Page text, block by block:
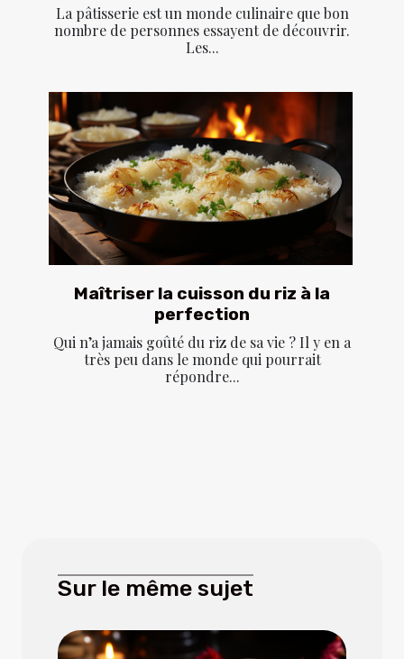
La pâtisserie est un monde culinaire que bon
nombre de personnes essayent de découvrir.
Les...
Maîtriser la cuisson du riz à la
perfection
Qui n’a jamais goûté du riz de sa vie ? Il y en a
très peu dans le monde qui pourrait
répondre...
Sur le même sujet